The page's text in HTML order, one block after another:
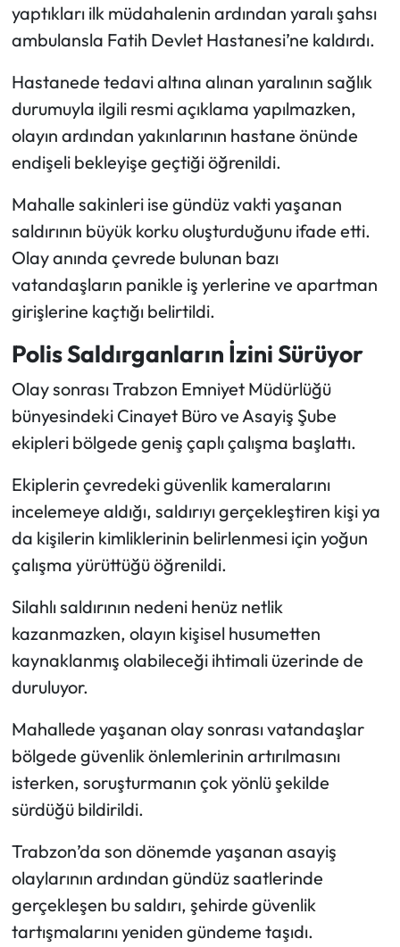
yaptıkları ilk müdahalenin ardından yaralı şahsı
ambulansla Fatih Devlet Hastanesi’ne kaldırdı.
Hastanede tedavi altına alınan yaralının sağlık
durumuyla ilgili resmi açıklama yapılmazken,
olayın ardından yakınlarının hastane önünde
endişeli bekleyişe geçtiği öğrenildi.
Mahalle sakinleri ise gündüz vakti yaşanan
saldırının büyük korku oluşturduğunu ifade etti.
Olay anında çevrede bulunan bazı
vatandaşların panikle iş yerlerine ve apartman
girişlerine kaçtığı belirtildi.
Polis Saldırganların İzini Sürüyor
Olay sonrası Trabzon Emniyet Müdürlüğü
bünyesindeki Cinayet Büro ve Asayiş Şube
ekipleri bölgede geniş çaplı çalışma başlattı.
Ekiplerin çevredeki güvenlik kameralarını
incelemeye aldığı, saldırıyı gerçekleştiren kişi ya
da kişilerin kimliklerinin belirlenmesi için yoğun
çalışma yürüttüğü öğrenildi.
Silahlı saldırının nedeni henüz netlik
kazanmazken, olayın kişisel husumetten
kaynaklanmış olabileceği ihtimali üzerinde de
duruluyor.
Mahallede yaşanan olay sonrası vatandaşlar
bölgede güvenlik önlemlerinin artırılmasını
isterken, soruşturmanın çok yönlü şekilde
sürdüğü bildirildi.
Trabzon’da son dönemde yaşanan asayiş
olaylarının ardından gündüz saatlerinde
gerçekleşen bu saldırı, şehirde güvenlik
tartışmalarını yeniden gündeme taşıdı.